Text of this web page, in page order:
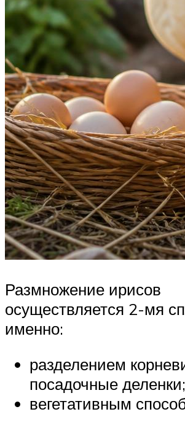
Размножение ирисов
осуществляется 2-мя
именно:
разделением
посадочные деленки;
вегетативным